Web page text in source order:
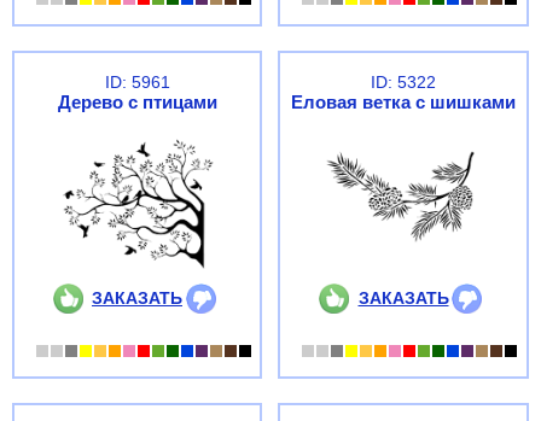
ID: 5961
Дерево с птицами
ЗАКАЗАТЬ
ID: 5322
Еловая ветка с шишками
ЗАКАЗАТЬ